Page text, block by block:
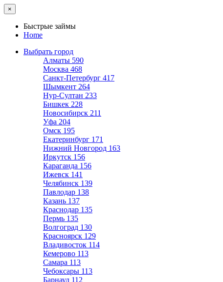
×
Быстрые займы
Home
Выбрать город
Алматы 590
Москва 468
Санкт-Петербург 417
Шымкент 264
Нур-Султан 233
Бишкек 228
Новосибирск 211
Уфа 204
Омск 195
Екатеринбург 171
Нижний Новгород 163
Иркутск 156
Караганда 156
Ижевск 141
Челябинск 139
Павлодар 138
Казань 137
Краснодар 135
Пермь 135
Волгоград 130
Красноярск 129
Владивосток 114
Кемерово 113
Самара 113
Чебоксары 113
Барнаул 112